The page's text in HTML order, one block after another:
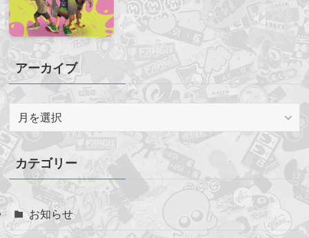
アーカイブ
ー
カ
イ
ブ
カテゴリー
お知らせ